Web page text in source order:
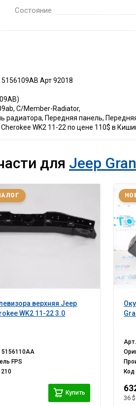
Состояние
Арт 92018
C/Member-Radiator,
Передняя панель,
WK2 11-22 по цене 110$ в
для Jeep
верхняя Jeep
WK2 11-22 3.0
5156110AA
FPS
210
Купить
Арт.
Код
36 $